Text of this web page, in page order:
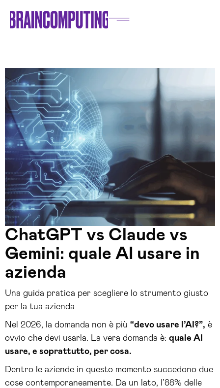
Home/ Blog/IT e Innovazioni
ChatGPT vs Claude vs Gemini: quale AI usare in azienda
ChatGPT vs Claude vs
Gemini: quale AI usare in
azienda
Una guida pratica per scegliere lo strumento giusto
per la tua azienda
Nel 2026, la domanda non è più “devo usare l’AI?”, è
ovvio che devi usarla. La vera domanda è: quale AI
usare, e soprattutto, per cosa.
Dentro le aziende in questo momento succedono due
cose contemporaneamente. Da un lato, l’88% delle